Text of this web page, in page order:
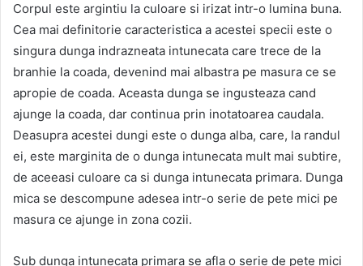
Corpul este argintiu la culoare si irizat intr-o lumina buna.
Cea mai definitorie caracteristica a acestei specii este o
singura dunga indrazneata intunecata care trece de la
branhie la coada, devenind mai albastra pe masura ce se
apropie de coada. Aceasta dunga se ingusteaza cand
ajunge la coada, dar continua prin inotatoarea caudala.
Deasupra acestei dungi este o dunga alba, care, la randul
ei, este marginita de o dunga intunecata mult mai subtire,
de aceeasi culoare ca si dunga intunecata primara. Dunga
mica se descompune adesea intr-o serie de pete mici pe
masura ce ajunge in zona cozii.
Sub dunga intunecata primara se afla o serie de pete mici